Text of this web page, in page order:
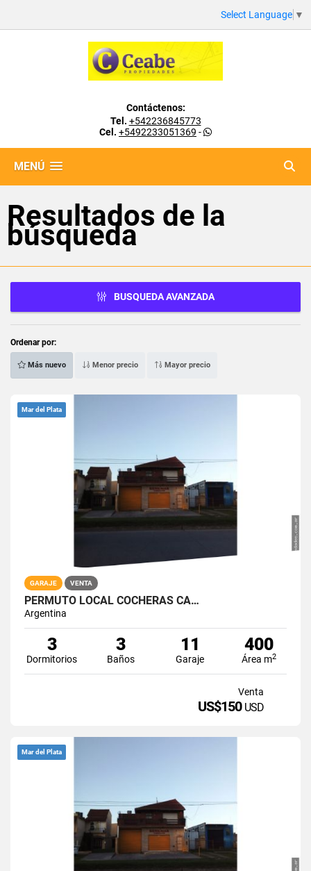
Select Language ▼
Contáctenos:
Tel. +542236845773
Cel. +5492233051369 -
MENÚ
Resultados de la
búsqueda
BUSQUEDA AVANZADA
Ordenar por:
Más nuevo Menor precio Mayor precio
Mar del Plata
GARAJE VENTA
PERMUTO LOCAL COCHERAS CA…
Argentina
3
Dormitorios
3
Baños
11
Garaje
400
Área m2
Venta
US$150 USD
Mar del Plata